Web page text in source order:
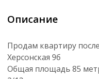
Описание
Продам квартиру
Херсонская 9б
Общая площадь 85